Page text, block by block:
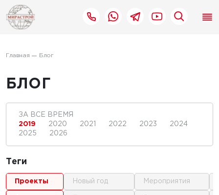
Главная Блог
БЛОГ
ЗА ВСЕ ВРЕМЯ
2019
2020 2021 2022 2023
2024
2025
2026
Теги
проекты новый год мероприятия